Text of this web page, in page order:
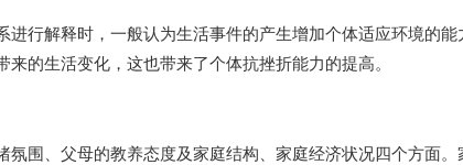
进行解释时，一般认为生活事件的产生增加个体适应环境的
的生活变化，这也带来了个体抗挫折能力的提高。
氛围、父母的教养态度及家庭结构、家庭经济状况四个方面